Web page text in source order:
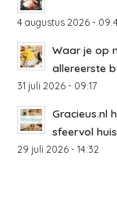
4 augustus 2026 -
Waar je op
allereerste
31 juli 2026 - 09:17
Gracieus.nl
sfeervol huis
29 juli 2026 - 14:32